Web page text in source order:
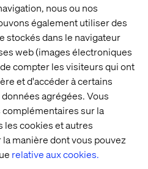
nous ou nos
également utiliser des
stockés dans le navigateur
web (images électroniques
compter les visiteurs qui ont
et d'accéder à certains
agrégées. Vous
sur la
les cookies et autres
manière dont vous pouvez
relative aux cookies.
MACH for
Everyone